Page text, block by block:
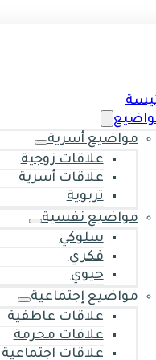
مواضيع أسرية
علاقات زوجية
علاقات أسرية
تربوية
مواضيع نفسية
سلوكي
فكري
حيوي
مواضيع إجتماعية
علاقات عاطفية
علاقات محرمة
علاقات اجتماعية